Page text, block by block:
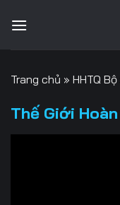
qua
Trang chủ » HHTQ Bộ
Thế Giới